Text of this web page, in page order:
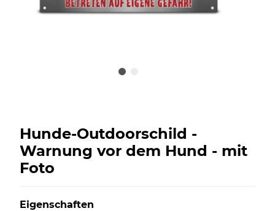
Hunde-Outdoorschild -
Warnung vor dem Hund - mit
Foto
Eigenschaften